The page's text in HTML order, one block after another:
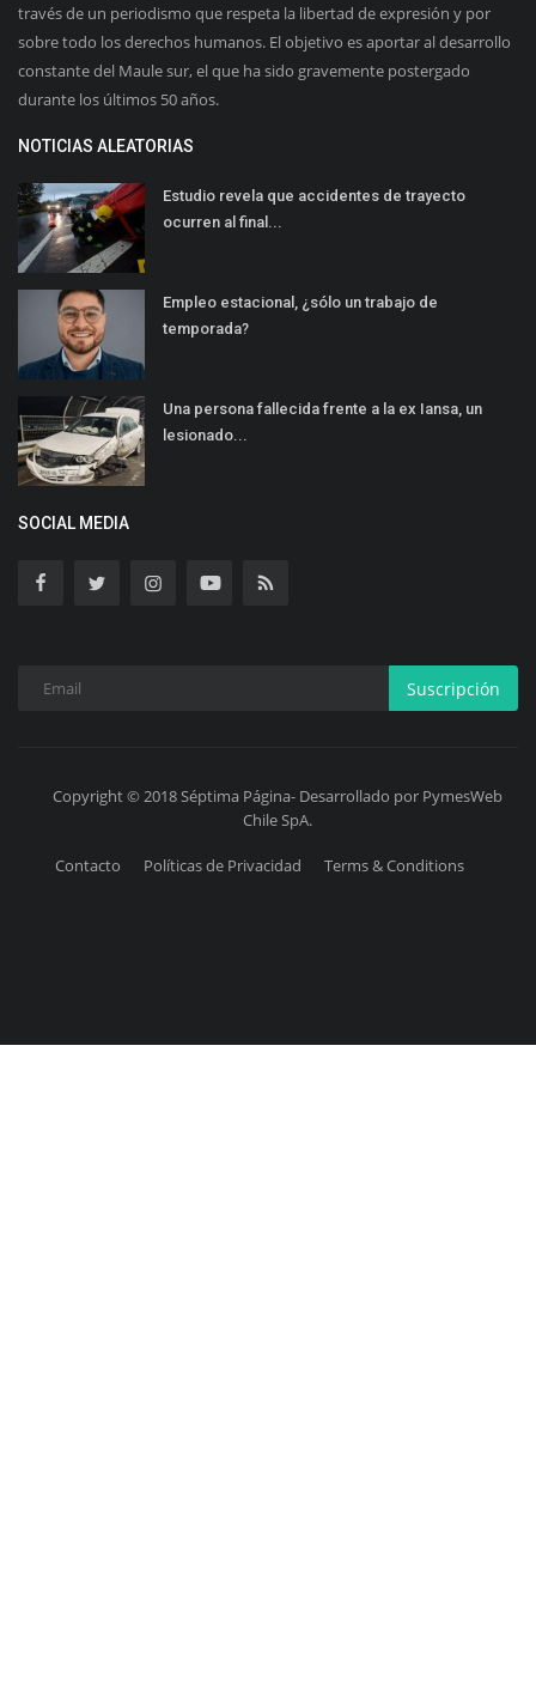
través de un periodismo que respeta la libertad de expresión y por
sobre todo los derechos humanos. El objetivo es aportar al desarrollo
constante del Maule sur, el que ha sido gravemente postergado
durante los últimos 50 años.
NOTICIAS ALEATORIAS
Estudio revela que accidentes de trayecto
ocurren al final...
Empleo estacional, ¿sólo un trabajo de
temporada?
Una persona fallecida frente a la ex Iansa, un
lesionado...
SOCIAL MEDIA
Suscripción
Copyright © 2018 Séptima Página- Desarrollado por PymesWeb
Chile SpA.
Contacto Políticas de Privacidad Terms & Conditions